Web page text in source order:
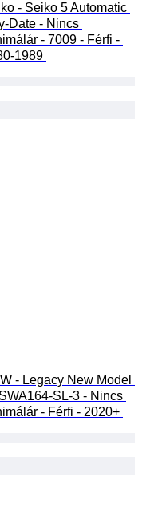
- Seiko 5 Automatic
Date - Nincs
- 7009 - Férfi -
1989
- Legacy New Model
SL-3 - Nincs
- Férfi - 2020+